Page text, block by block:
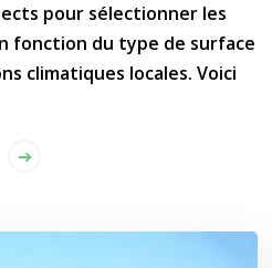
pour sélectionner les
fonction du type de surface
climatiques locales. Voici